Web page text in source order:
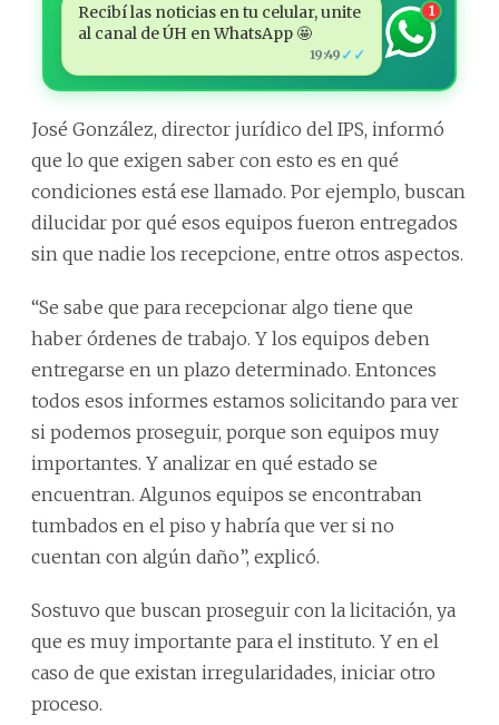
Recibí las noticias en tu celular, unite
al canal de ÚH en WhatsApp 🤩
19:49 ✓✓
1
José González, director jurídico del IPS, informó
que lo que exigen saber con esto es en qué
condiciones está ese llamado. Por ejemplo, buscan
dilucidar por qué esos equipos fueron entregados
sin que nadie los recepcione, entre otros aspectos.
“Se sabe que para recepcionar algo tiene que
haber órdenes de trabajo. Y los equipos deben
entregarse en un plazo determinado. Entonces
todos esos informes estamos solicitando para ver
si podemos proseguir, porque son equipos muy
importantes. Y analizar en qué estado se
encuentran. Algunos equipos se encontraban
tumbados en el piso y habría que ver si no
cuentan con algún daño”, explicó.
Sostuvo que buscan proseguir con la licitación, ya
que es muy importante para el instituto. Y en el
caso de que existan irregularidades, iniciar otro
proceso.